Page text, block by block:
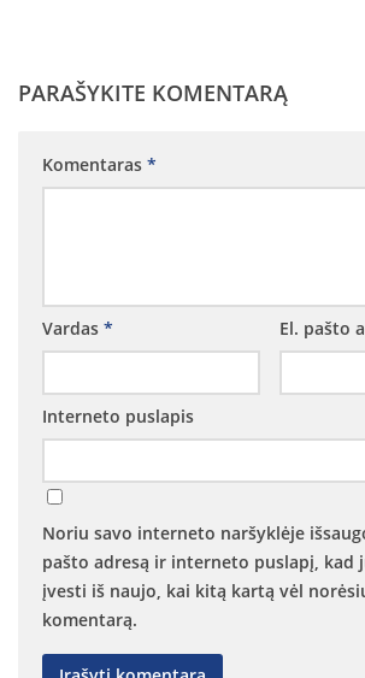
Vaikų „Angeliukų“ klubas
Taize grupė
Motinos maldoje
Marijos legionas
Nazareto šeimos
Skautai
PARAŠYKITE KOMENTARĄ
Komentaras *
Vardas * El. pašto
Interneto puslapis
Noriu savo interneto naršyklėje
pašto adresą ir interneto puslapį, kad
įvesti iš naujo, kai kitą kartą vėl
komentarą.